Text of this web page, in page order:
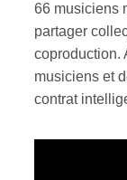
66 musiciens
partager
coproduction.
musiciens et
contrat